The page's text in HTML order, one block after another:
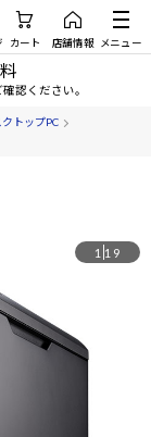
カート 店舗情報 メニュー
認ください。
トップPC
1 19